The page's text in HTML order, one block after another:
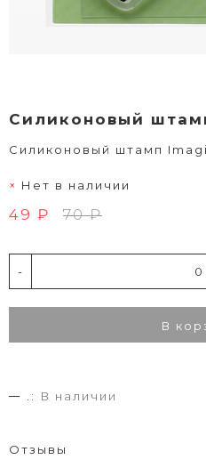
Силиконовый
Силиконовый штамп
Нет в наличии
49 ₽ 70 ₽
-
В
.: В наличии
Отзывы